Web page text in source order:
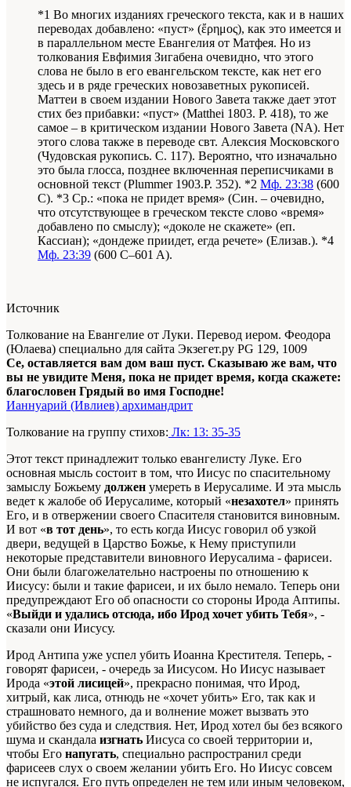
*1 Во многих изданиях греческого текста, как и в наших
переводах добавлено: «пуст» (ἔρημος), как это имеется и
в параллельном месте Евангелия от Матфея. Но из
толкования Евфимия Зигабена очевидно, что этого
слова не было в его евангельском тексте, как нет его
здесь и в ряде греческих новозаветных рукописей.
Маттеи в своем издании Нового Завета также дает этот
стих без прибавки: «пуст» (Matthei 1803. P. 418), то же
самое – в критическом издании Нового Завета (NA). Нет
этого слова также в переводе свт. Алексия Московского
(Чудовская рукопись. С. 117). Вероятно, что изначально
это была глосса, позднее включенная переписчиками в
основной текст (Plummer 1903.P. 352). *2 Мф. 23:38 (600
C). *3 Ср.: «пока не придет время» (Син. – очевидно,
что отсутствующее в греческом тексте слово «время»
добавлено по смыслу); «доколе не скажете» (еп.
Кассиан); «дондеже приидет, егда речете» (Елизав.). *4
Мф. 23:39 (600 C–601 A).
Источник
Толкование на Евангелие от Луки. Перевод иером. Феодора
(Юлаева) специально для сайта Экзегет.ру PG 129, 1009
Се, оставляется вам дом ваш пуст. Сказываю же вам, что
вы не увидите Меня, пока не придет время, когда скажете:
благословен Грядый во имя Господне!
Ианнуарий (Ивлиев) архимандрит
Толкование на группу стихов: Лк: 13: 35-35
Этот текст принадлежит только евангелисту Луке. Его
основная мысль состоит в том, что Иисус по спасительному
замыслу Божьему должен умереть в Иерусалиме. И эта мысль
ведет к жалобе об Иерусалиме, который «незахотел» принять
Его, и в отвержении своего Спасителя становится виновным.
И вот «в тот день», то есть когда Иисус говорил об узкой
двери, ведущей в Царство Божье, к Нему приступили
некоторые представители виновного Иерусалима - фарисеи.
Они были благожелательно настроены по отношению к
Иисусу: были и такие фарисеи, и их было немало. Теперь они
предупреждают Его об опасности со стороны Ирода Аптипы.
«Выйди и удались отсюда, ибо Ирод хочет убить Тебя», -
сказали они Иисусу.
Ирод Антипа уже успел убить Иоанна Крестителя. Теперь, -
говорят фарисеи, - очередь за Иисусом. Но Иисус называет
Ирода «этой лисицей», прекрасно понимая, что Ирод,
хитрый, как лиса, отнюдь не «хочет убить» Его, так как и
страшновато немного, да и волнение может вызвать это
убийство без суда и следствия. Нет, Ирод хотел бы без всякого
шума и скандала изгнать Иисуса со своей территории и,
чтобы Его напугать, специально распространил среди
фарисеев слух о своем желании убить Его. Но Иисус совсем
не испугался. Его путь определен не тем или иным человеком,